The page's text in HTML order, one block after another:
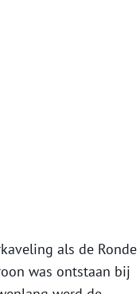
als de Ronde
was ontstaan bij